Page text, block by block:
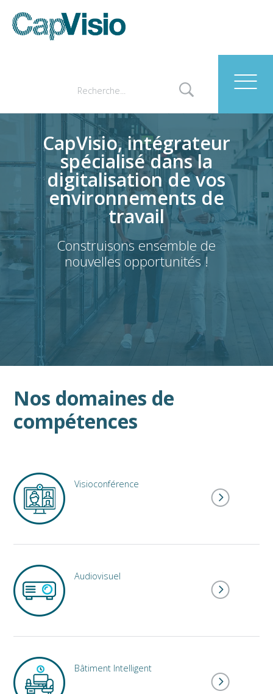
CapVisio, intégrateur
spécialisé dans la
digitalisation de vos
environnements de
travail
Construisons ensemble de
nouvelles opportunités !
Nos domaines de
compétences
Visioconférence
Audiovisuel
Bâtiment Intelligent